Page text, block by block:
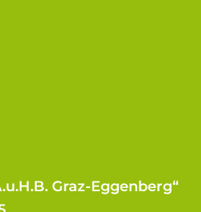
Graz-Eggenberg“